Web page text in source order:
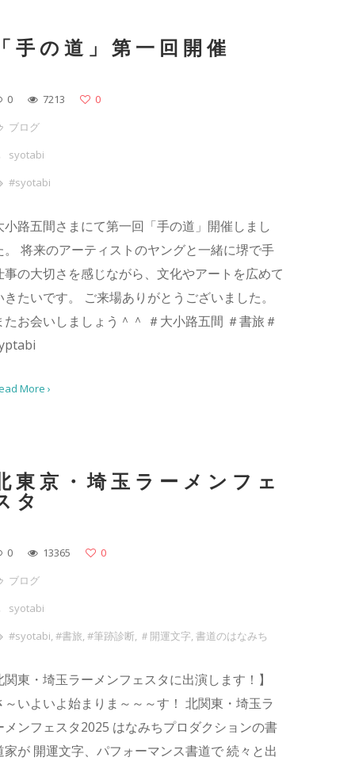
手の道」第一回開催
0 7213
0
ブログ
syotabi
#syotabi
小路五間さまにて第一回「手の道」開催しまし
。 将来のアーティストのヤングと一緒に堺で手
事の大切さを感じながら、文化やアートを広めて
きたいです。 ご来場ありがとうございました。
たお会いしましょう＾＾ ＃大小路五間 ＃書旅＃
More ›
東京・埼玉ラーメンフェ
タ
0 13365
0
ブログ
syotabi
#syotabi,#書旅,#筆跡診断, ＃開運文字,書道のはなみち
関東・埼玉ラーメンフェスタに出演します！】
～いよいよ始まりま～～～す！ 北関東・埼玉ラ
メンフェスタ2025 はなみちプロダクションの書
家が 開運文字、パフォーマンス書道で 続々と出